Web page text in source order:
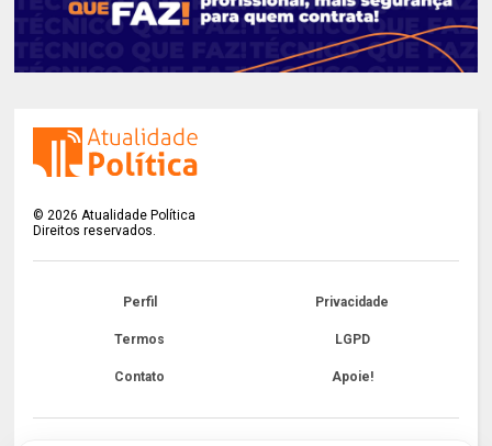
©2026 Atualidade Política
Direitos reservados.
Perfil Privacidade
Termos LGPD
Contato Apoie!